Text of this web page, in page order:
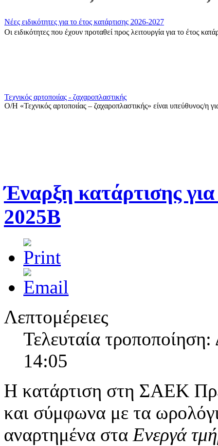
Νέες ειδικότητες για το έτος κατάρτισης 2026-2027
Οι ειδικότητες που έχουν προταθεί προς λειτουργία για το έτος
Τεχνικός αρτοποιίας - ζαχαροπλαστικής
Ο/Η «Τεχνικός αρτοποιίας – ζαχαροπλαστικής» είναι υπεύθυνος/η
Ημέρα κατά του καπνίσματος
Στις 31 Μαίου ο Δήμος Πρέβεζας σε συνεργασία με το Γενικό
Έναρξη κατάρτισης
2025Β
Λεπτομέρειες
Τελευταία
14:05
Η κατάρτιση στη ΣΑΕΚ
και σύμφωνα με τα
αναρτημένα στα Ενεργά